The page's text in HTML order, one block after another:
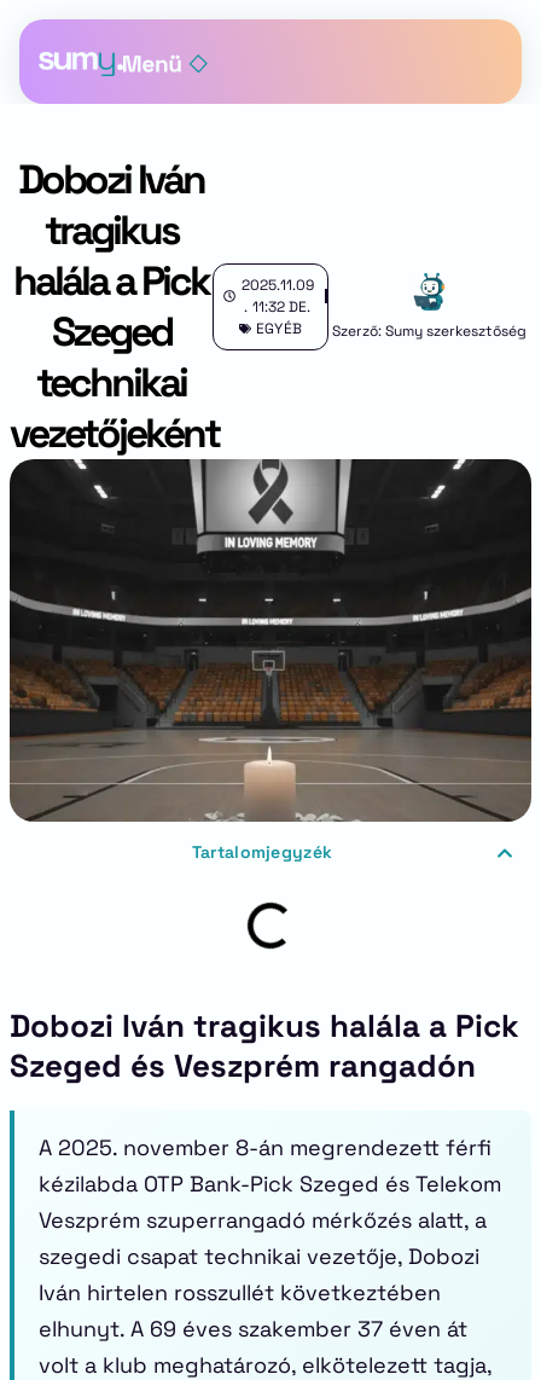
Dobozi Iván
tragikus
halála a Pick
Szeged
technikai
vezetőjeként
2025.11.09
. 11:32 DE.
EGYÉB
Szerző: Sumy szerkesztőség
Tartalomjegyzék
Dobozi Iván tragikus halála a Pick
Szeged és Veszprém rangadón
A 2025. november 8-án megrendezett férfi
kézilabda OTP Bank-Pick Szeged és Telekom
Veszprém szuperrangadó mérkőzés alatt, a
szegedi csapat technikai vezetője, Dobozi
Iván hirtelen rosszullét következtében
elhunyt. A 69 éves szakember 37 éven át
volt a klub meghatározó, elkötelezett tagja,